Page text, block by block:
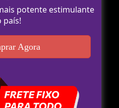
potente estimulante
país!
Agora